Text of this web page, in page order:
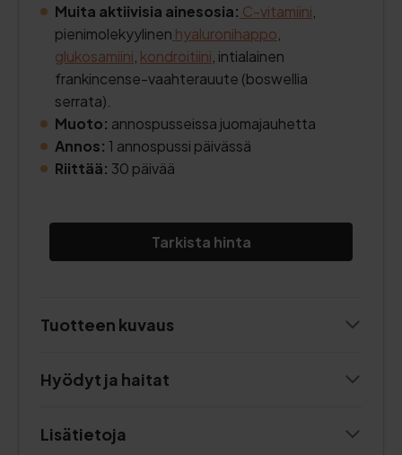
Muita aktiivisia ainesosia: C-vitamiini
pienimolekyylinen hyaluronihappo
glukosamiini kondroitiini , intialainen
frankincense-vaahterauute (boswellia
serrata).
Muoto: annospusseissa juomajauhetta
Annos: 1 annospussi päivässä
Riittää: 30 päivää
Tarkista hinta
Tuotteen kuvaus
Hyödyt ja haitat
Lisätietoja